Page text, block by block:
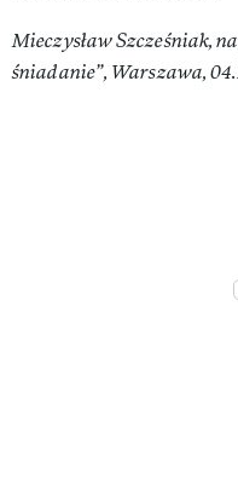
Mieczysław Szcześniak,
śniadanie”, Warszawa,